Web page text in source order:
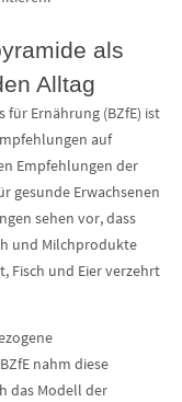
als
Alltag
für Ernährung (BZfE) ist
auf
Empfehlungen der
gesunde Erwachsenen
sehen vor, dass
und Milchprodukte
Fisch und Eier verzehrt
nahm diese
das Modell der